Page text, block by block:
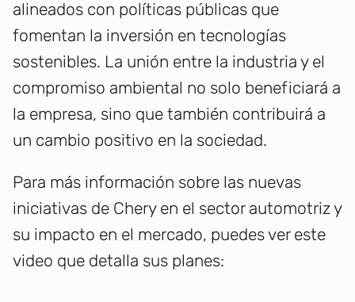
alineados con políticas públicas que
fomentan la inversión en tecnologías
sostenibles. La unión entre la industria y el
compromiso ambiental no solo beneficiará a
la empresa, sino que también contribuirá a
un cambio positivo en la sociedad.
Para más información sobre las nuevas
iniciativas de Chery en el sector automotriz y
su impacto en el mercado, puedes ver este
video que detalla sus planes: